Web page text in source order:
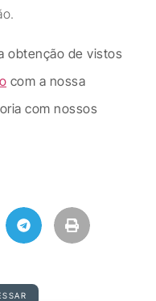
obtenção de vistos
com a nossa
com nossos